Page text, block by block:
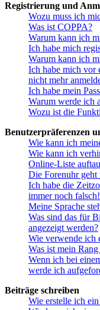
Registrierung und
Wozu muss ich
Was ist COPPA?
Warum kann ich
Ich habe mich
Warum kann ich
Ich habe mich vor
nicht mehr
Ich habe mein
Warum werde ich
Wozu ist die
Benutzerpräferenzen
Wie kann ich
Wie kann ich
Online-Liste
Die Forenuhr geht
Ich habe die
immer noch falsch!
Meine Sprache
Was sind das für
angezeigt werden?
Wie verwende ich
Was ist mein
Wenn ich bei
werde ich
Beiträge schreiben
Wie erstelle ich